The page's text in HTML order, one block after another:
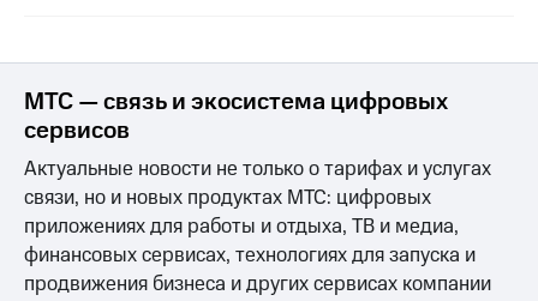
МТС — связь и экосистема цифровых
сервисов
Актуальные новости не только о тарифах и услугах
связи, но и новых продуктах МТС: цифровых
приложениях для работы и отдыха, ТВ и медиа,
финансовых сервисах, технологиях для запуска и
продвижения бизнеса и других сервисах компании